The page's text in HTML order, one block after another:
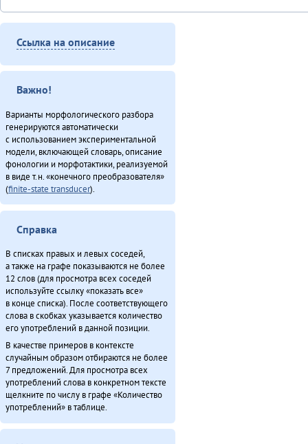
Ссылка на описание
Важно!
Варианты морфологического разбора
генерируются автоматически
с использованием экспериментальной
модели, включающей словарь, описание
фонологии и морфотактики, реализуемой
в виде т.н. «конечного преобразователя»
(finite-state transducer).
Справка
В списках правых и левых соседей,
а также на графе показываются не более
12 слов (для просмотра всех соседей
используйте ссылку «показать все»
в конце списка). После соответствующего
слова в скобках указывается количество
его употреблений в данной позиции.
В качестве примеров в контексте
случайным образом отбираются не более
7 предложений. Для просмотра всех
употреблений слова в конкретном тексте
щелкните по числу в графе «Количество
употреблений» в таблице.